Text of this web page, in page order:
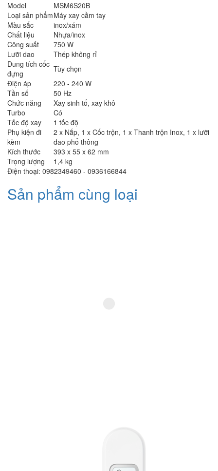
Model
MSM6S20B
Loại sản phẩmMáy xay cầm tay
Màu sắc
inox/xám
Chất liệu
Nhựa/inox
Công suất
750 W
Lưỡi dao
Thép không rỉ
Dung tích cốc
đựng
Tùy chọn
Điện áp
220 - 240 W
Tần số
50 Hz
Chức năng
Xay sinh tố, xay khô
Turbo
Có
Tốc độ xay
1 tốc độ
Phụ kiện đi
kèm
2 x Nắp, 1 x Cốc trộn, 1 x Thanh trộn Inox, 1 x lưỡi
dao phổ thông
Kích thước
393 x 55 x 62 mm
Trọng lượng
1,4 kg
Điện thoại: 0982349460 - 0936166844
Sản phẩm cùng loại